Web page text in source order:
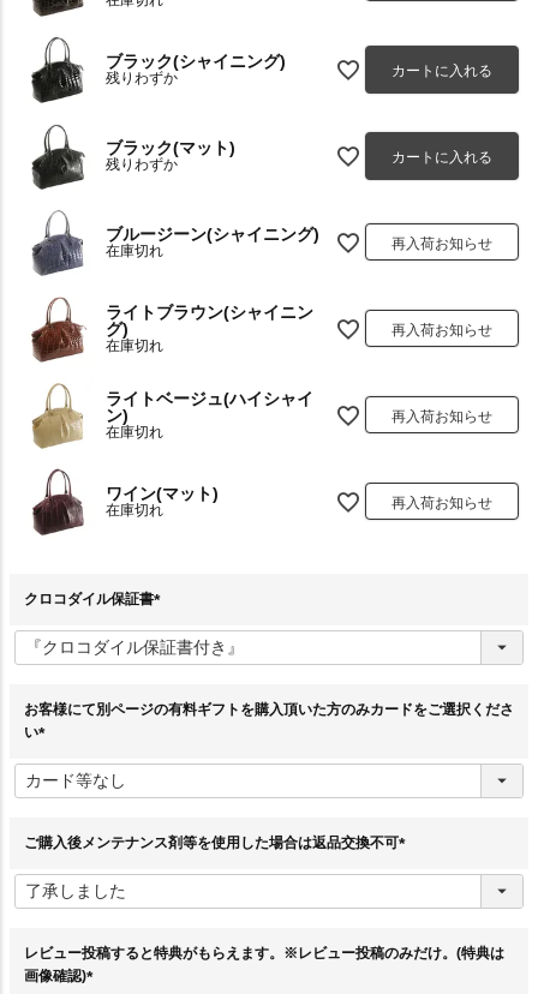
ブラック(シャイニング)
残りわずか カートに入れる
ブラック(マット)
残りわずか カートに入れる
ブルージーン(シャイニング)
在庫切れ 再入荷お知らせ
ライトブラウン(シャイニン
グ)
在庫切れ
再入荷お知らせ
ライトベージュ(ハイシャイ
ン)
在庫切れ
再入荷お知らせ
ワイン(マット)
在庫切れ 再入荷お知らせ
クロコダイル保証書
必
須
お客様にて別ページの有料ギフトを購入頂いた方のみカードをご選択くださ
い
必
須
ご購入後メンテナンス剤等を使用した場合は返品交換不可
須
レビュー投稿すると特典がもらえます。※レビュー投稿のみだけ。(特典は
画像確認)